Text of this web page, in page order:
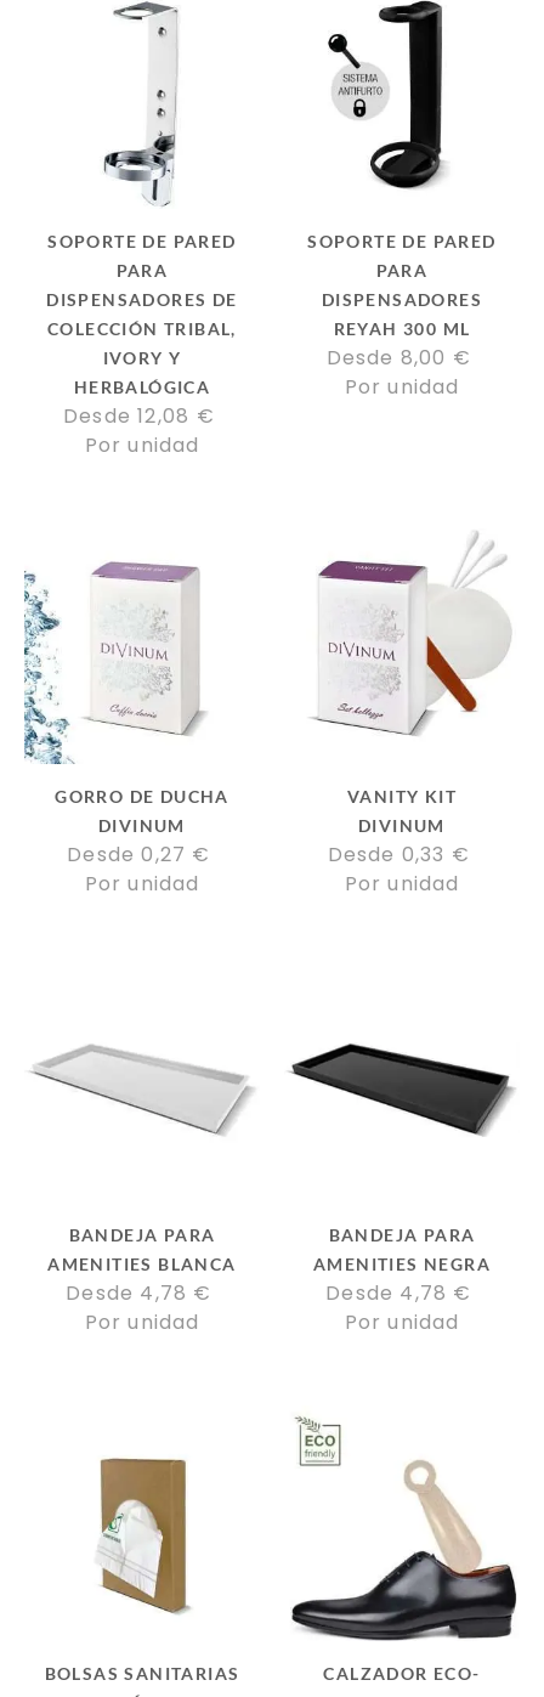
SOPORTE DE PARED
PARA
DISPENSADORES DE
COLECCIÓN TRIBAL,
IVORY Y
HERBALÓGICA
Desde 12,08 €
Por unidad
SOPORTE DE PARED
PARA
DISPENSADORES
REYAH 300 ML
Desde 8,00 €
Por unidad
GORRO DE DUCHA
DIVINUM
Desde 0,27 €
Por unidad
VANITY KIT
DIVINUM
Desde 0,33 €
Por unidad
BANDEJA PARA
AMENITIES BLANCA
Desde 4,78 €
Por unidad
BANDEJA PARA
AMENITIES NEGRA
Desde 4,78 €
Por unidad
BOLSAS SANITARIAS
CALZADOR ECO-